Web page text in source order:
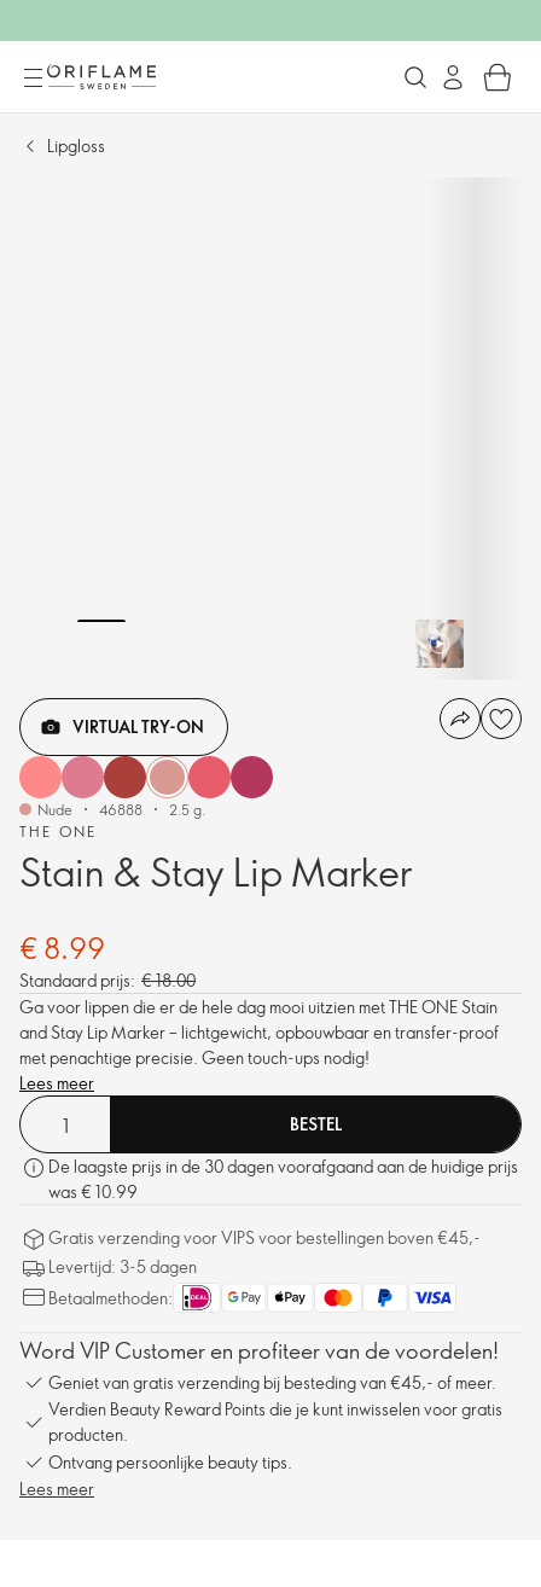
Lipgloss
THE ONE
Stain & Stay Lip Marker
VIRTUAL TRY-ON
Nude 46888 2.5 g.
€ 8.99
Standaard prijs: € 18.00
Ga voor lippen die er de hele dag mooi uitzien met THE ONE Stain
and Stay Lip Marker – lichtgewicht, opbouwbaar en transfer-proof
met penachtige precisie. Geen touch-ups nodig!
Lees meer
BESTEL
De laagste prijs in de 30 dagen voorafgaand aan de huidige prijs
was € 10.99
Gratis verzending voor VIPS voor bestellingen boven €45,-
Levertijd: 3-5 dagen
Betaalmethoden:
Word VIP Customer en profiteer van de voordelen!
Geniet van gratis verzending bij besteding van €45,- of meer.
Verdien Beauty Reward Points die je kunt inwisselen voor gratis
producten.
Ontvang persoonlijke beauty tips.
Lees meer